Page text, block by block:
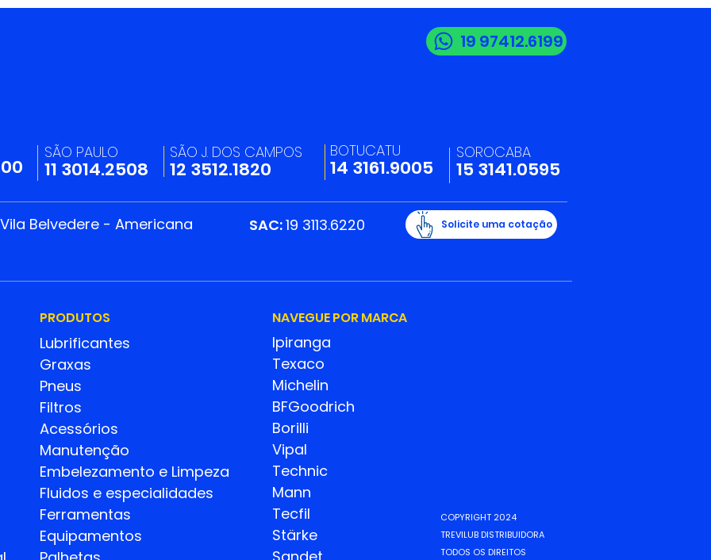
19 97412.6199
SÃO PAULO
11 3014.2508
SÃO J. DOS CAMPOS
12 3512.1820
BOTUCATU
14 3161.9005
SOROCABA
15 3141.0595
Belvedere - Americana SAC:19 3113.6220
PRODUTOS
Lubrificantes
Graxas
Pneus
Filtros
Acessórios
Manutenção
Embelezamento e Limpeza
Fluidos e especialidades
Ferramentas
Equipamentos
NAVEGUE POR MARCA
Ipiranga
Texaco
Michelin
BFGoodrich
Borilli
Vipal
Technic
Mann
Tecfil
Stärke
COPYRIGHT 2024
TREVILUB DISTRIBUIDORA
TODOS OS DIREITOS
Solicite uma cotação